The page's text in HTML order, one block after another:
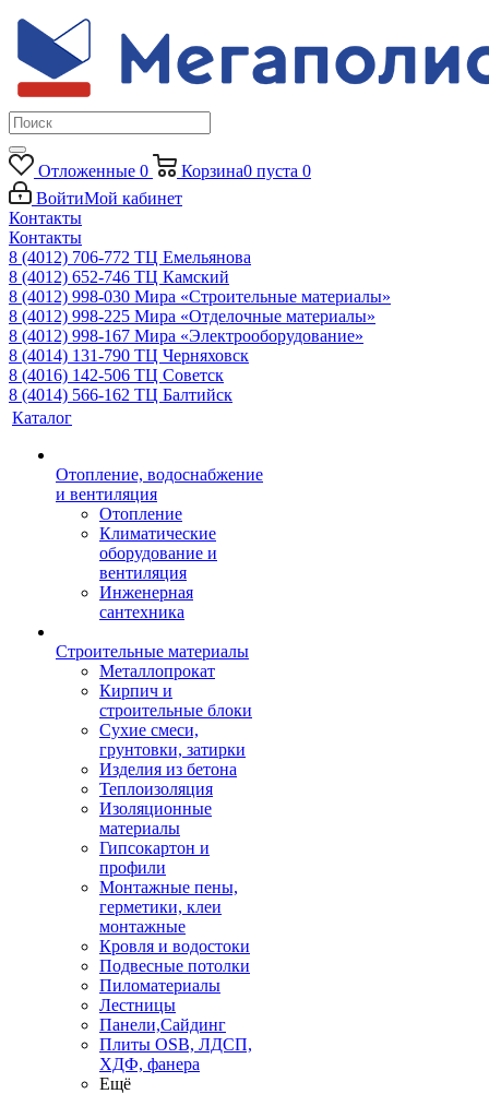
Отложенные 0 Корзина0 пуста 0
ВойтиМой кабинет
Контакты
Контакты
8 (4012) 706-772 ТЦ Емельянова
8 (4012) 652-746 ТЦ Камский
8 (4012) 998-030 Мира «Строительные материалы»
8 (4012) 998-225 Мира «Отделочные материалы»
8 (4012) 998-167 Мира «Электрооборудование»
8 (4014) 131-790 ТЦ Черняховск
8 (4016) 142-506 ТЦ Советск
8 (4014) 566-162 ТЦ Балтийск
Каталог
Отопление, водоснабжение
и вентиляция
Отопление
Климатические
оборудование и
вентиляция
Инженерная
сантехника
Строительные материалы
Металлопрокат
Кирпич и
строительные блоки
Сухие смеси,
грунтовки, затирки
Изделия из бетона
Теплоизоляция
Изоляционные
материалы
Гипсокартон и
профили
Монтажные пены,
герметики, клеи
монтажные
Кровля и водостоки
Подвесные потолки
Пиломатериалы
Лестницы
Панели,Сайдинг
Плиты OSB, ЛДСП,
ХДФ, фанера
Ещё